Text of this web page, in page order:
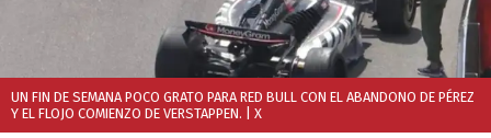
UN FIN DE SEMANA POCO GRATO PARA RED BULL CON EL ABANDONO DE PÉREZ
Y EL FLOJO COMIENZO DE VERSTAPPEN.
| X